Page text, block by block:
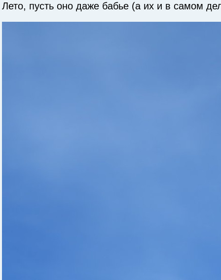
Лето, пусть оно даже бабье (а их и в самом